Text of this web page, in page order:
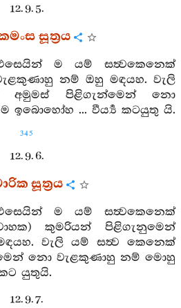
12. 9. 5.
සූත්‍රය
ම යම් සත්‍වකෙනෙක්
නම් ඔහු මඳයහ. වැලි
අමුමස් පිළිගැන්මෙන් නො
ඉබොහෝහ ... වීර්‍ය්‍ය කටයුතු යි.
345
12. 9. 6.
සූත්‍රය
ම යම් සත්‍වකෙනෙක්
කුමරියන් පිළිගැනුමෙන්
වැලි යම් සත්‍ව කෙනෙක්
නො වැළකුණාහු නම් මොහු
යුතුයි.
12. 9. 7.